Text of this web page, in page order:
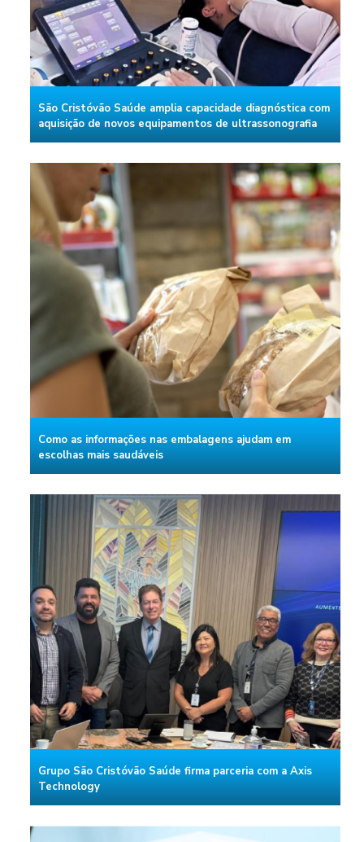
São Cristóvão Saúde amplia capacidade diagnóstica com
aquisição de novos equipamentos de ultrassonografia
Como as informações nas embalagens ajudam em
escolhas mais saudáveis
Grupo São Cristóvão Saúde firma parceria com a Axis
Technology